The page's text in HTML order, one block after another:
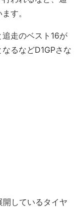
す。
走のベスト16が
るなどD1GPさな
開しているタイヤ